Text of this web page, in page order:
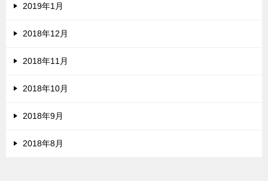
2019年1月
2018年12月
2018年11月
2018年10月
2018年9月
2018年8月